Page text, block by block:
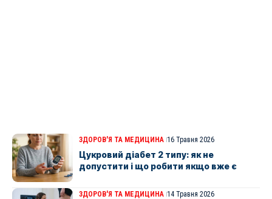
ЗДОРОВ'Я ТА МЕДИЦИНА 16 Травня 2026
Цукровий діабет 2 типу: як не
допустити і що робити якщо вже є
ЗДОРОВ'Я ТА МЕДИЦИНА 14 Травня 2026